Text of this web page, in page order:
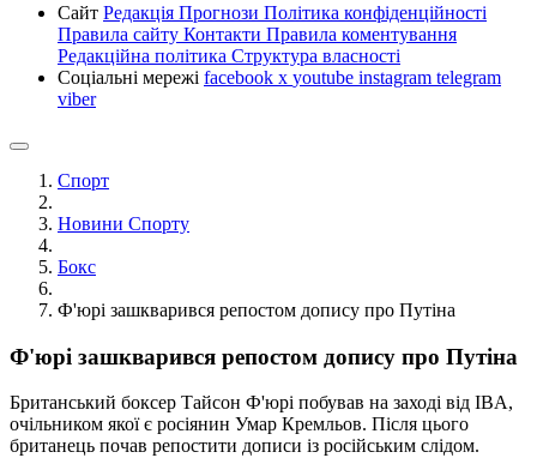
Сайт Редакція Прогнози Політика конфіденційності
Правила сайту Контакти Правила коментування
Редакційна політика Структура власності
Соціальні мережі facebook x youtube instagram telegram
viber
Спорт
Новини Спорту
Бокс
Ф'юрі зашкварився репостом допису про Путіна
Ф'юрі зашкварився репостом допису про Путіна
Британський боксер Тайсон Ф'юрі побував на заході від IBA,
очільником якої є росіянин Умар Кремльов. Після цього
британець почав репостити дописи із російським слідом.